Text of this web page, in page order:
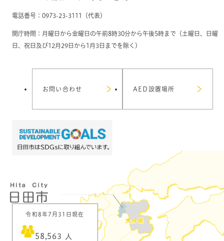
電話番号：0973-23-3111（代表）
開庁時間：月曜日から金曜日の午前8時30分から午後5時まで（土曜日、日曜
日、祝日及び12月29日から1月3日までを除く）
お問い合わせ AED設置場所
令和8年7月31日現在
58,563 人